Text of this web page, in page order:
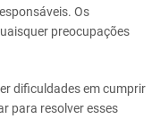
Os
preocupações
dificuldades em cumprir
para resolver esses